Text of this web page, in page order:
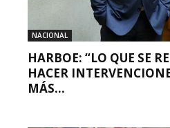
NACIONAL
HARBOE: “LO QUE SE
HACER
MÁS...